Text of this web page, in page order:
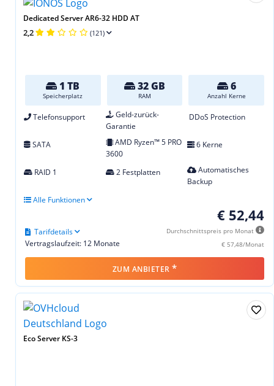
Dedicated Server AR6-32 HDD AT
2,2 (121)
1 TB
Speicherplatz
32 GB
RAM
6
Anzahl Kerne
Telefonsupport
Geld-zurück-
Garantie
DDoS Protection
SATA
AMD Ryzen™ 5 PRO
3600
6 Kerne
RAID 1 2 Festplatten
Automatisches
Backup
Alle Funktionen
€ 52,44
Durchschnittspreis pro Monat
€ 57,48/Monat
Vertragslaufzeit: 12 Monate
Tarifdetails
ZUM ANBIETER *
Eco Server KS-3